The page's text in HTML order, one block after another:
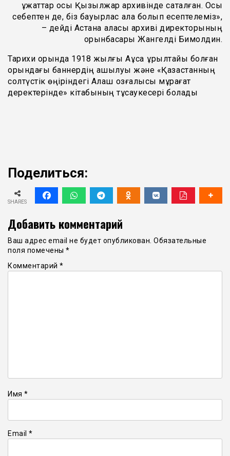
құжаттар осы Қызылжар архивінде сақталған. Осы
себептен де, біз бауырлас қала болып есептелеміз»,
– дейді Астана қаласы архиві директорының
орынбасары Жангелді Бимолдин.
Тарихи орында 1918 жылғы Аққұсақ құрылтайы болған
орындағы баннердің ашылуы және «Қазақстанның
солтүстік өңіріндегі Алаш қозғалысы мұрағат
деректерінде» кітабының тұсаукесері болады
Поделиться:
SHARES
Добавить комментарий
Ваш адрес email не будет опубликован. Обязательные
поля помечены *
Комментарий *
Имя *
Email *